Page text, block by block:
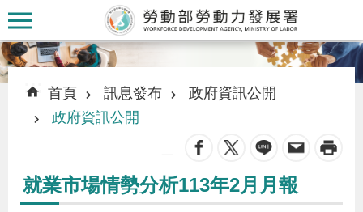
跳到主要內容區塊
認
識
:::
::: 首頁 訊息發布
政府資訊公開
政府資訊公開
就業市場情勢分析113年2月月報